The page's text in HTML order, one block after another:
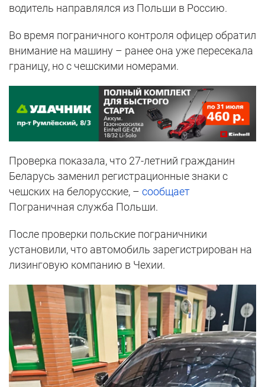
водитель направлялся из Польши в Россию.
Во время пограничного контроля офицер обратил
внимание на машину – ранее она уже пересекала
границу, но с чешскими номерами.
Проверка показала, что 27-летний гражданин
Беларусь заменил регистрационные знаки с
чешских на белорусские, – сообщает
Пограничная служба Польши.
После проверки польские пограничники
установили, что автомобиль зарегистрирован на
лизинговую компанию в Чехии.